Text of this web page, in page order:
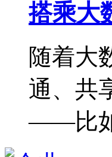
搭乘大
随着大
通、共
——比